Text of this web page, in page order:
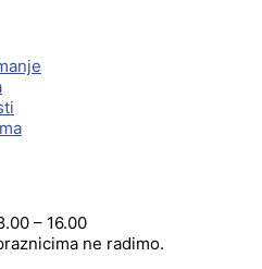
– 16.00
ne radimo.